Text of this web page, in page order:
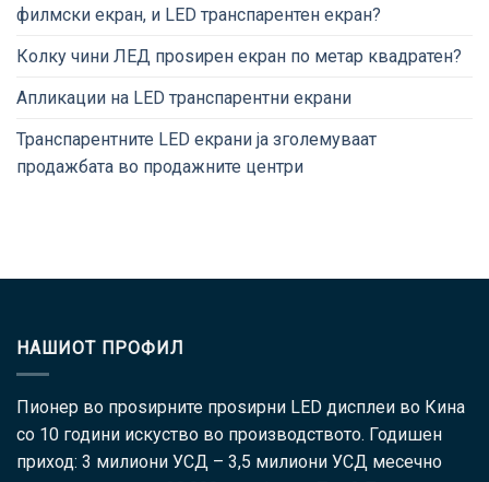
филмски екран, и LED транспарентен екран?
Колку чини ЛЕД проѕирен екран по метар квадратен?
Апликации на LED транспарентни екрани
Транспарентните LED екрани ја зголемуваат
продажбата во продажните центри
НАШИОТ ПРОФИЛ
Пионер во проѕирните проѕирни LED дисплеи во Кина
со 10 години искуство во производството. Годишен
приход: 3 милиони УСД – 3,5 милиони УСД месечно